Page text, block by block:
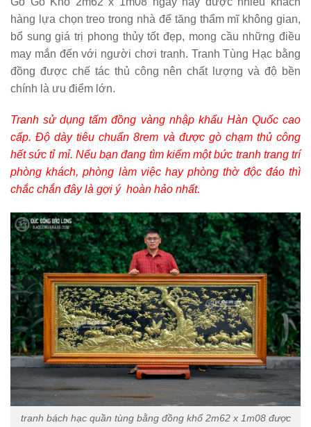
hàng lựa chọn treo trong nhà để tăng thẩm mĩ không gian,
bổ sung giá trị phong thủy tốt đẹp, mong cầu những điều
may mắn đến với người chơi tranh. Tranh Tùng Hạc bằng
đồng được chế tác thủ công nên chất lượng và độ bền
chính là ưu điểm lớn.
Tranh sử dụng tấm đồng vàng nhập khẩu Hàn Quốc cao
cấp. Độ dày tiêu chuẩn 8rem và được gò chạm thủ công
hết sức tỉ mỉ. Nếu bạn đang tìm kiểm một bức tranh trang trí
phòng khách, phòng làm việc hay phòng thờ độc đáo thì
chắc chắn đây là gợi ý hoàn hảo nhất.
tranh bách hạc quần tùng bằng đồng khổ 2m62 x 1m08 được